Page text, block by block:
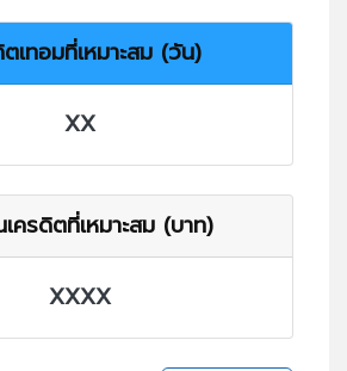
ตเทอมที่เหมาะสม (วัน)
XX
ครดิตที่เหมาะสม (บาท)
XXXX